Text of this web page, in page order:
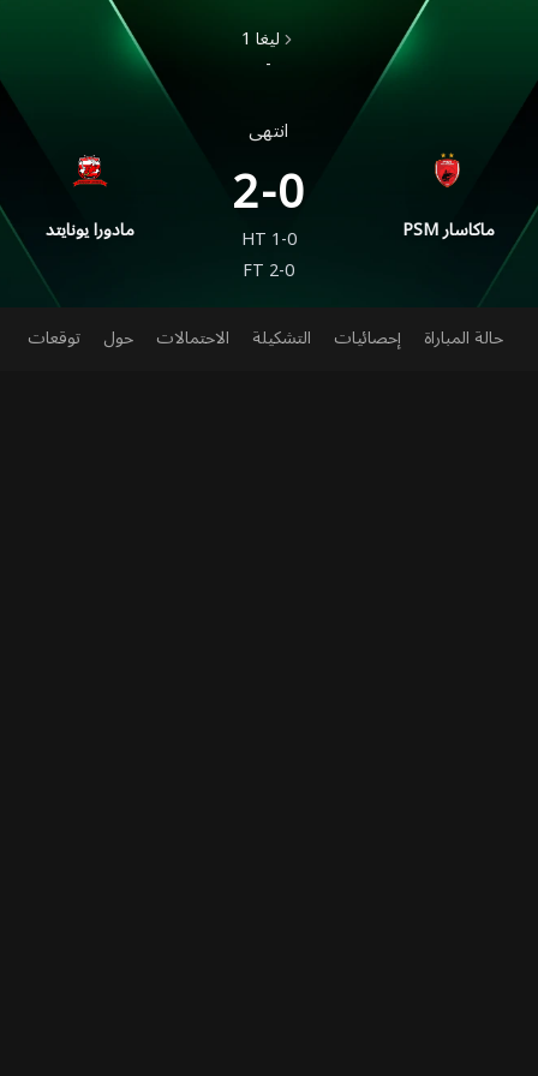
مادورا يونايتد
-
انتهى
2-0
HT1-0
FT2-0
PSM ماكاسار
حالة المباراة إحصائيات التشكيلة الاحتمالات حول توقعات